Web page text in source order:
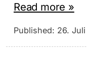
Read more »
Published: 26.